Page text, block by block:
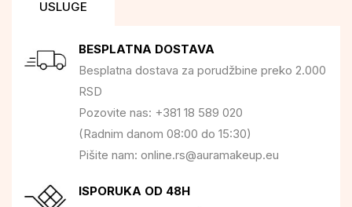
USLUGE
BESPLATNA DOSTAVA
Besplatna dostava za porudžbine preko 2.000
RSD
Pozovite nas: +381 18 589 020
(Radnim danom 08:00 do 15:30)
Pišite nam: online.rs@auramakeup.eu
ISPORUKA OD 48H